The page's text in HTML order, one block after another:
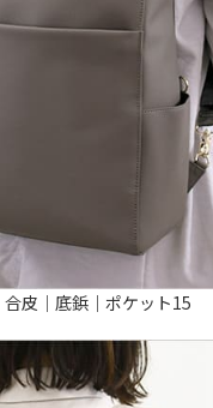
皮｜底鋲｜ポケット15